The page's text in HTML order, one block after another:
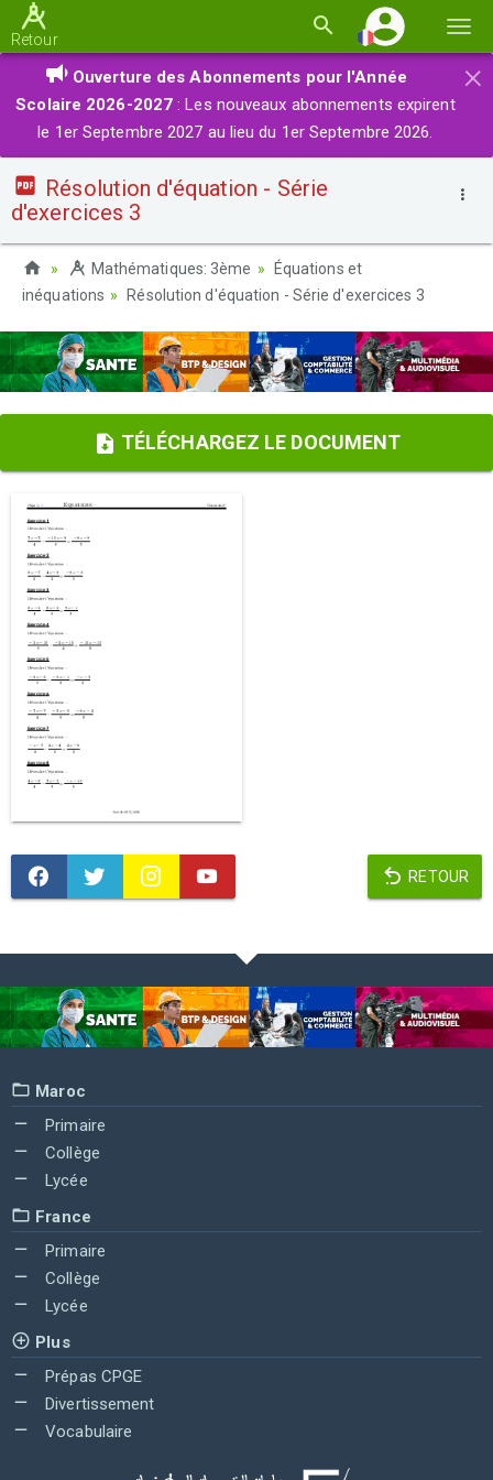
la
Retour
×
Ouverture des Abonnements pour l'Année
Scolaire 2026-2027 : Les nouveaux abonnements expirent
le 1er Septembre 2027 au lieu du 1er Septembre 2026.
Résolution d'équation - Série
d'exercices 3
Mathématiques: 3ème
Équations et
inéquations
Résolution d'équation - Série d'exercices 3
TÉLÉCHARGEZ LE DOCUMENT
RETOUR
Maroc
Primaire
Collège
Lycée
France
Primaire
Collège
Lycée
Plus
Prépas CPGE
Divertissement
Vocabulaire